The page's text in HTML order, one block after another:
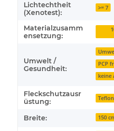
Lichtechtheit
(Xenotest):
>= 7
Materialzusamm
ensetzung:
Umwelt /
Gesundheit:
PCP
keine
Fleckschutzausr
üstung:
Breite: 150